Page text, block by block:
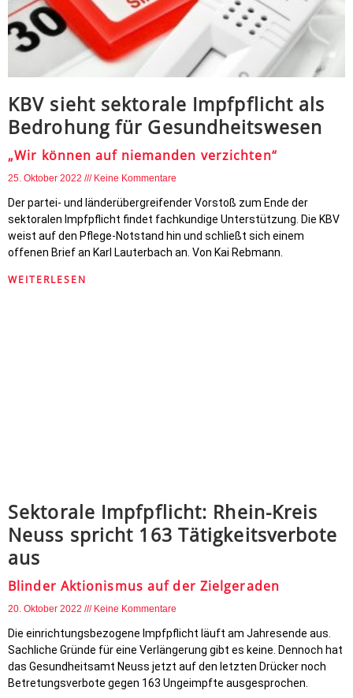
KBV sieht sektorale Impfpflicht als
Bedrohung für Gesundheitswesen
„Wir können auf niemanden verzichten“
25. Oktober 2022 Keine Kommentare
Der partei- und länderübergreifender Vorstoß zum Ende der
sektoralen Impfpflicht findet fachkundige Unterstützung. Die KBV
weist auf den Pflege-Notstand hin und schließt sich einem
offenen Brief an Karl Lauterbach an. Von Kai Rebmann.
WEITERLESEN
Sektorale Impfpflicht: Rhein-Kreis
Neuss spricht 163 Tätigkeitsverbote
aus
Blinder Aktionismus auf der Zielgeraden
20. Oktober 2022 Keine Kommentare
Die einrichtungsbezogene Impfpflicht läuft am Jahresende aus.
Sachliche Gründe für eine Verlängerung gibt es keine. Dennoch hat
das Gesundheitsamt Neuss jetzt auf den letzten Drücker noch
Betretungsverbote gegen 163 Ungeimpfte ausgesprochen.